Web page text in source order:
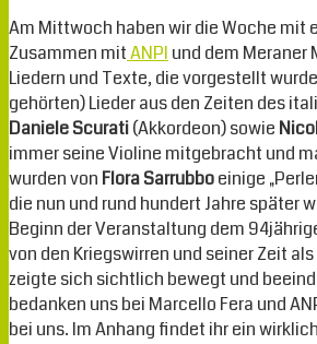
Am Mittwoch haben wir die Woche mit
Zusammen mitANPI und dem Meraner
Liedern und Texte, die vorgestellt
gehörten) Lieder aus den Zeiten des
Daniele Scurati(Akkordeon) sowie
immer seine Violine mitgebracht und
wurden von Flora Sarrubboeinige
die nun und rund hundert Jahre später
Beginn der Veranstaltung dem
von den Kriegswirren und seiner Zeit
zeigte sich sichtlich bewegt und
bedanken uns bei Marcello Fera und
bei uns. Im Anhang findet ihr ein